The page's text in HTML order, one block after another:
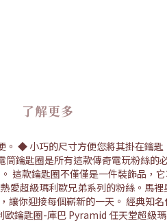
了解更多
◆ 小巧的尺寸方便您將其掛在
鑰匙圈是所有這款傳奇電玩粉絲
這款鑰匙圈不僅僅是一件裝飾品
愛超級瑪利歐兄弟系列的粉絲。馬
你迎接每個嶄新的一天。 經典知
鑰匙圈-庫巴 Pyramid 任天堂超級